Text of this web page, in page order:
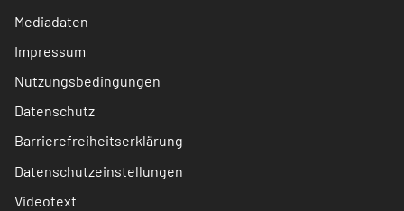
Mediadaten
Impressum
Nutzungsbedingungen
Datenschutz
Barrierefreiheitserklärung
Datenschutzeinstellungen
Videotext